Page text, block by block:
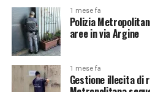
1 mese fa
Polizia
aree in via Argine
1 mese fa
Gestione illecita di